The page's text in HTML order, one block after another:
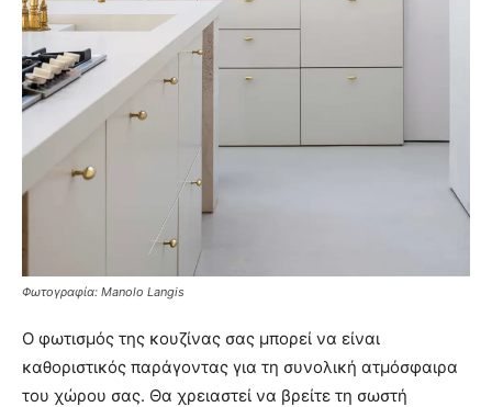
Φωτογραφία: Manolo Langis
Ο φωτισμός της κουζίνας σας μπορεί να είναι
καθοριστικός παράγοντας για τη συνολική ατμόσφαιρα
του χώρου σας. Θα χρειαστεί να βρείτε τη σωστή